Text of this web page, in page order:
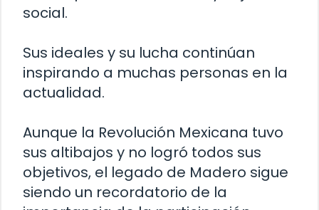
social.
Sus ideales y su lucha continúan
inspirando a muchas personas en la
actualidad.
Aunque la Revolución Mexicana tuvo
sus altibajos y no logró todos sus
objetivos, el legado de Madero sigue
siendo un recordatorio de la